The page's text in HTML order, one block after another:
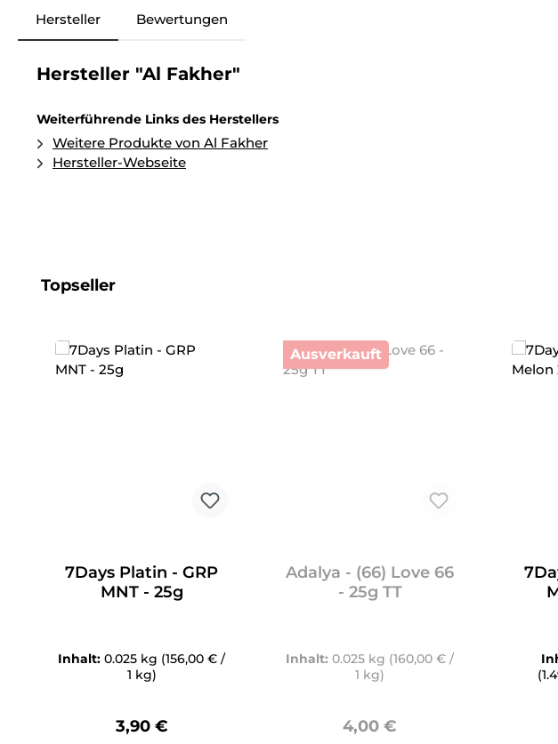
Hersteller Bewertungen
Hersteller "Al Fakher"
Weiterführende Links des Herstellers
Weitere Produkte von Al Fakher
Hersteller-Webseite
Produktgalerie überspringen
Topseller
7Days Platin - GRP
MNT - 25g
Inhalt:0.025 kg (156,00 € /
1 kg)
Regulärer Preis:
3,90 €
Ausverkauft
Adalya - (66) Love 66
- 25g TT
Inhalt:0.025 kg (160,00 € /
1 kg)
Regulärer Preis:
4,00 €